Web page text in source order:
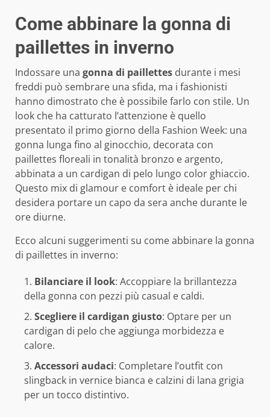
Come abbinare la gonna di
paillettes in inverno
Indossare una gonna di paillettes durante i mesi
freddi può sembrare una sfida, ma i fashionisti
hanno dimostrato che è possibile farlo con stile. Un
look che ha catturato l’attenzione è quello
presentato il primo giorno della Fashion Week: una
gonna lunga fino al ginocchio, decorata con
paillettes floreali in tonalità bronzo e argento,
abbinata a un cardigan di pelo lungo color ghiaccio.
Questo mix di glamour e comfort è ideale per chi
desidera portare un capo da sera anche durante le
ore diurne.
Ecco alcuni suggerimenti su come abbinare la gonna
di paillettes in inverno:
Bilanciare il look: Accoppiare la brillantezza
della gonna con pezzi più casual e caldi.
Scegliere il cardigan giusto: Optare per un
cardigan di pelo che aggiunga morbidezza e
calore.
Accessori audaci: Completare l’outfit con
slingback in vernice bianca e calzini di lana grigia
per un tocco distintivo.